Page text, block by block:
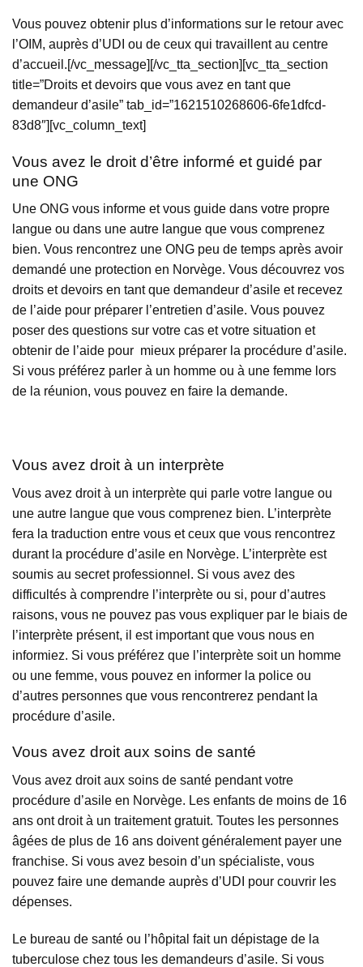
Vous pouvez obtenir plus d’informations sur le retour avec
l’OIM, auprès d’UDI ou de ceux qui travaillent au centre
d’accueil.[/vc_message][/vc_tta_section][vc_tta_section
title=”Droits et devoirs que vous avez en tant que
demandeur d’asile” tab_id=”1621510268606-6fe1dfcd-
83d8″][vc_column_text]
Vous avez le droit d’être informé et guidé par
une ONG
Une ONG vous informe et vous guide dans votre propre
langue ou dans une autre langue que vous comprenez
bien. Vous rencontrez une ONG peu de temps après avoir
demandé une protection en Norvège. Vous découvrez vos
droits et devoirs en tant que demandeur d’asile et recevez
de l’aide pour préparer l’entretien d’asile. Vous pouvez
poser des questions sur votre cas et votre situation et
obtenir de l’aide pour mieux préparer la procédure d’asile.
Si vous préférez parler à un homme ou à une femme lors
de la réunion, vous pouvez en faire la demande.
Vous avez droit à un interprète
Vous avez droit à un interprète qui parle votre langue ou
une autre langue que vous comprenez bien. L’interprète
fera la traduction entre vous et ceux que vous rencontrez
durant la procédure d’asile en Norvège. L’interprète est
soumis au secret professionnel. Si vous avez des
difficultés à comprendre l’interprète ou si, pour d’autres
raisons, vous ne pouvez pas vous expliquer par le biais de
l’interprète présent, il est important que vous nous en
informiez. Si vous préférez que l’interprète soit un homme
ou une femme, vous pouvez en informer la police ou
d’autres personnes que vous rencontrerez pendant la
procédure d’asile.
Vous avez droit aux soins de santé
Vous avez droit aux soins de santé pendant votre
procédure d’asile en Norvège. Les enfants de moins de 16
ans ont droit à un traitement gratuit. Toutes les personnes
âgées de plus de 16 ans doivent généralement payer une
franchise. Si vous avez besoin d’un spécialiste, vous
pouvez faire une demande auprès d’UDI pour couvrir les
dépenses.
Le bureau de santé ou l’hôpital fait un dépistage de la
tuberculose chez tous les demandeurs d’asile. Si vous